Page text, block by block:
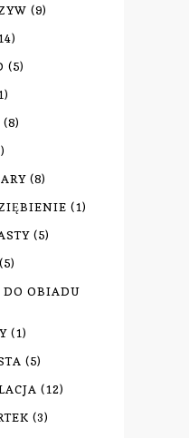
(9)
(5)
(8)
(8)
(1)
(5)
(5)
DO OBIADU
(1)
(5)
(12)
(3)